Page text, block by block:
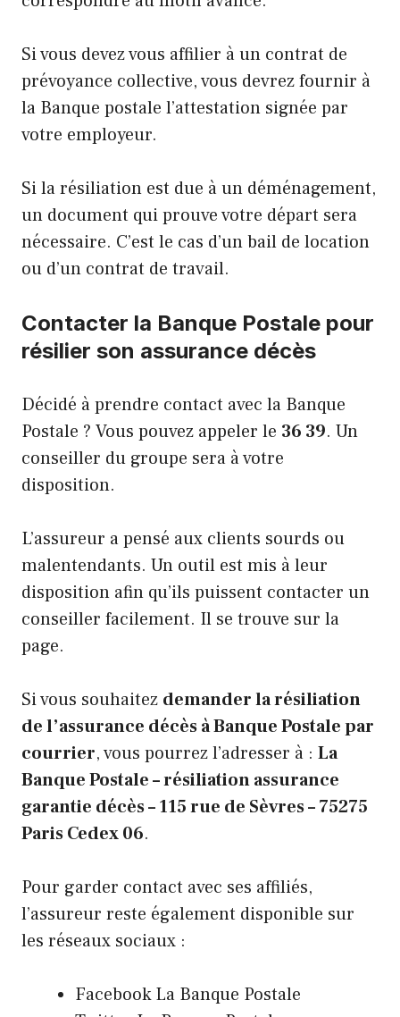
Si vous devez vous affilier à un contrat de
prévoyance collective, vous devrez fournir à
la Banque postale l’attestation signée par
votre employeur.
Si la résiliation est due à un déménagement,
un document qui prouve votre départ sera
nécessaire. C’est le cas d’un bail de location
ou d’un contrat de travail.
Contacter la Banque Postale pour
résilier son assurance décès
Décidé à prendre contact avec la Banque
Postale ? Vous pouvez appeler le 36 39. Un
conseiller du groupe sera à votre
disposition.
L’assureur a pensé aux clients sourds ou
malentendants. Un outil est mis à leur
disposition afin qu’ils puissent contacter un
conseiller facilement. Il se trouve sur la
page.
Si vous souhaitez demander la résiliation
de l’assurance décès à Banque Postale par
courrier, vous pourrez l’adresser à : La
Banque Postale – résiliation assurance
garantie décès – 115 rue de Sèvres – 75275
Paris Cedex 06.
Pour garder contact avec ses affiliés,
l’assureur reste également disponible sur
les réseaux sociaux :
Facebook La Banque Postale